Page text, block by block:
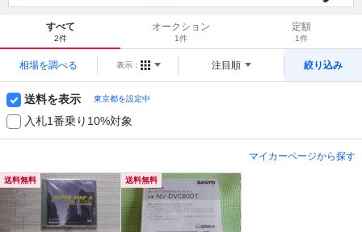
すべて
2件
オークション
1件
定額
1件
相場を調べる 表示： 注目順 絞り込み
送料を表示 東京都を設定中
入札1番乗り10%対象
マイカーページから探す
送料無料 送料無料